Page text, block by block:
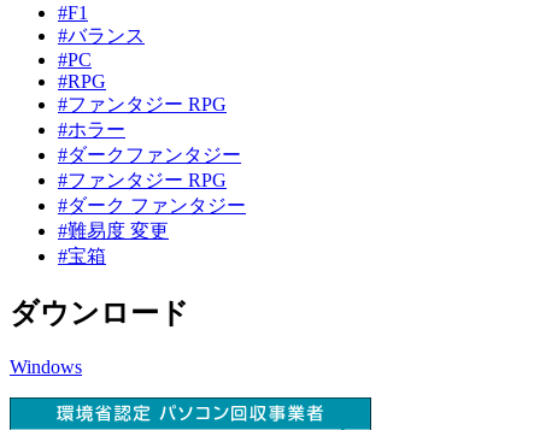
#F1
#バランス
#PC
#RPG
#ファンタジー RPG
#ホラー
#ダークファンタジー
#ファンタジー RPG
#ダーク ファンタジー
#難易度 変更
#宝箱
ダウンロード
Windows